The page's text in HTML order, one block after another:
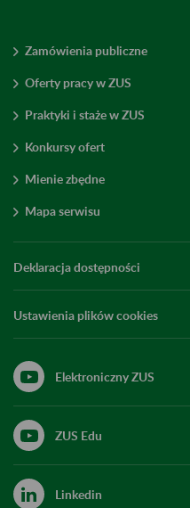
Zamówienia publiczne
Oferty pracy w ZUS
Praktyki i staże w ZUS
Konkursy ofert
Mienie zbędne
Mapa serwisu
Deklaracja dostępności
Ustawienia plików cookies
Elektroniczny ZUS
ZUS Edu
Linkedin